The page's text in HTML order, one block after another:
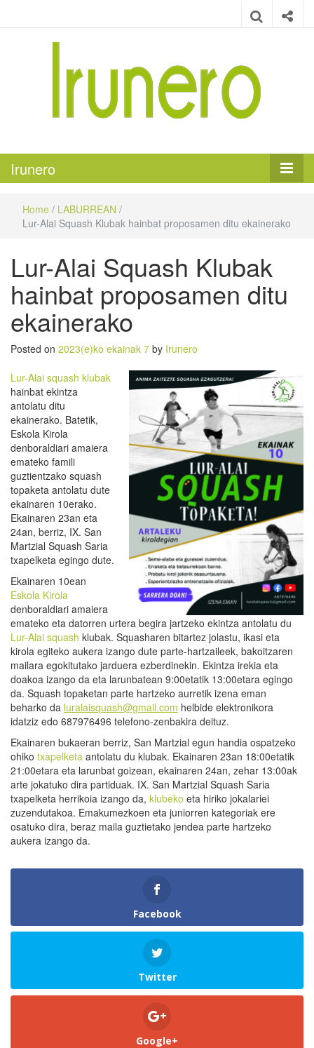
Irunero
Home / LABURREAN /
Lur-Alai Squash Klubak hainbat proposamen ditu ekainerako
Lur-Alai Squash Klubak
hainbat proposamen ditu
ekainerako
Posted on 2023(e)ko ekainak 7 by Irunero
Lur-Alai squash klubak
hainbat ekintza
antolatu ditu
ekainerako. Batetik,
Eskola Kirola
denboraldiari amaiera
emateko famili
guztientzako squash
topaketa antolatu dute
ekainaren 10erako.
Ekainaren 23an eta
24an, berriz, IX. San
Martzial Squash Saria
txapelketa egingo dute.
Ekainaren 10ean
Eskola Kirola
denboraldiari amaiera
emateko eta datorren urtera begira jartzeko ekintza antolatu du
Lur-Alai squash klubak. Squasharen bitartez jolastu, ikasi eta
kirola egiteko aukera izango dute parte-hartzaileek, bakoitzaren
mailara egokitutako jarduera ezberdinekin. Ekintza irekia eta
doakoa izango da eta larunbatean 9:00etatik 13:00etara egingo
da. Squash topaketan parte hartzeko aurretik izena eman
beharko da luralaisquash@gmail.com helbide elektronikora
idatziz edo 687976496 telefono-zenbakira deituz.
Ekainaren bukaeran berriz, San Martzial egun handia ospatzeko
ohiko txapelketa antolatu du klubak. Ekainaren 23an 18:00etatik
21:00etara eta larunbat goizean, ekainaren 24an, zehar 13:00ak
arte jokatuko dira partiduak. IX. San Martzial Squash Saria
txapelketa herrikoia izango da, klubeko eta hiriko jokalariei
zuzendutakoa. Emakumezkoen eta juniorren kategoriak ere
osatuko dira, beraz maila guztietako jendea parte hartzeko
aukera izango da.
Facebook
Twitter
Google+